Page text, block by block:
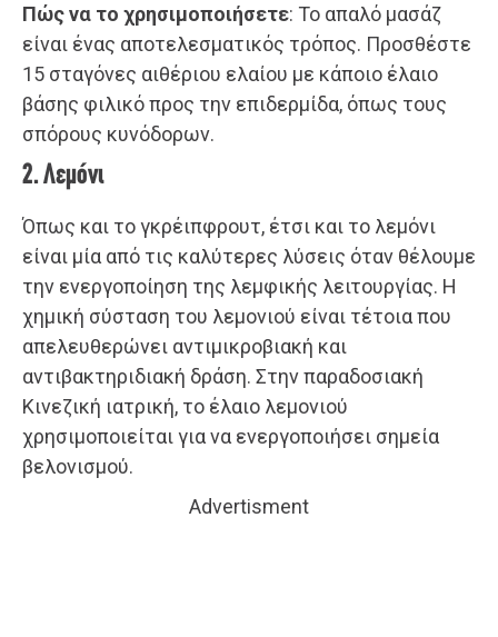
Πώς να το χρησιμοποιήσετε: Το απαλό μασάζ
είναι ένας αποτελεσματικός τρόπος. Προσθέστε
15 σταγόνες αιθέριου ελαίου με κάποιο έλαιο
βάσης φιλικό προς την επιδερμίδα, όπως τους
σπόρους κυνόδορων.
2. Λεμόνι
Όπως και το γκρέιπφρουτ, έτσι και το λεμόνι
είναι μία από τις καλύτερες λύσεις όταν θέλουμε
την ενεργοποίηση της λεμφικής λειτουργίας. Η
χημική σύσταση του λεμονιού είναι τέτοια που
απελευθερώνει αντιμικροβιακή και
αντιβακτηριδιακή δράση. Στην παραδοσιακή
Κινεζική ιατρική, το έλαιο λεμονιού
χρησιμοποιείται για να ενεργοποιήσει σημεία
βελονισμού.
Advertisment